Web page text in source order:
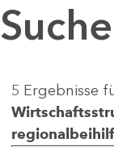
Suche
5 Ergebnisse